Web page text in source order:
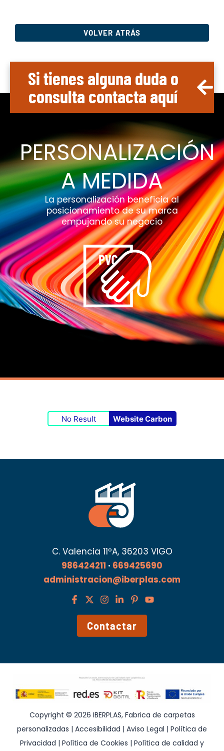
VOLVER ATRÁS
Si tienes alguna duda o
consulta contacta aquí
PERSONALIZACIÓN
A MEDIDA
La personalización beneficia al
posicionamiento de su marca
empujando su negocio
No Result Website Carbon
C. Valencia 11ºA, 36203 VIGO
986424211 · 669425690
administracion@iberplas.com
Contactar
Copyright © 2026 IBERPLAS, Fabrica de carpetas
personalizadas | Accesibilidad | Aviso Legal | Política de
Privacidad | Política de Cookies | Política de calidad y